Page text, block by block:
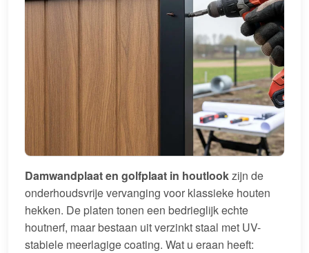
Damwandplaat en golfplaat in houtlookzijn de
onderhoudsvrije vervanging voor klassieke houten
hekken. De platen tonen een bedrieglijk echte
houtnerf, maar bestaan uit verzinkt staal met UV-
stabiele meerlagige coating. Wat u eraan heeft: